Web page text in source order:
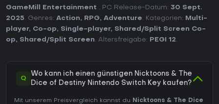
GameMill Entertainment . PC Release-Datum: 30 Sept.
2025. Genres: Action, RPG, Adventure. Kategorien:
Multi-
player, Co-op, Single-player, Shared/Split Screen Co-
op, Shared/Split Screen. Altersfreigabe: PEGI 12.
Q
Wo kann ich einen günstigen Nicktoons & The
Dice of Destiny Nintendo Switch Key kaufen?
Mit unserem Preisvergleich kannst du Nicktoons & The Dice